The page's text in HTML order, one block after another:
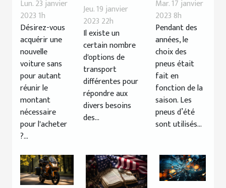
sont les
erreurs
à éviter ?
Lun. 23 janvier
2023 1h
Désirez-vous
acquérir une
nouvelle
voiture sans
pour autant
réunir le
montant
nécessaire
pour l'acheter
?...
marques
de pick-up
Jeu. 19 janvier
2023 22h
Il existe un
certain nombre
d'options de
transport
différentes pour
répondre aux
divers besoins
des...
les
pneus 4
saisons
pour
son
véhicule
?
Mar. 17 janvier
2023 8h
Pendant des
années, le
choix des
pneus était
fait en
fonction de la
saison. Les
pneus d’été
sont utilisés...